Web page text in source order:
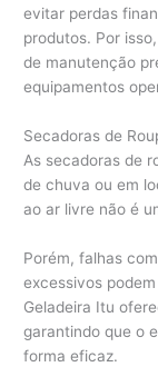
evitar perdas
produtos. Por
de manutenção
equipamentos
Secadoras de
As secadoras de
de chuva ou em
ao ar livre não é
Porém, falhas
excessivos
Geladeira Itu
garantindo que o
forma eficaz.